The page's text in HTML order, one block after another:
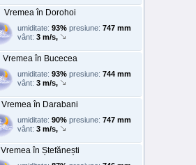
Vremea în Dorohoi
umiditate: 93% presiune: 747 mm
vânt: 3 m/s,
Vremea în Bucecea
umiditate: 93% presiune: 744 mm
vânt: 3 m/s,
Vremea în Darabani
umiditate: 90% presiune: 747 mm
vânt: 3 m/s,
Vremea în Ștefănești